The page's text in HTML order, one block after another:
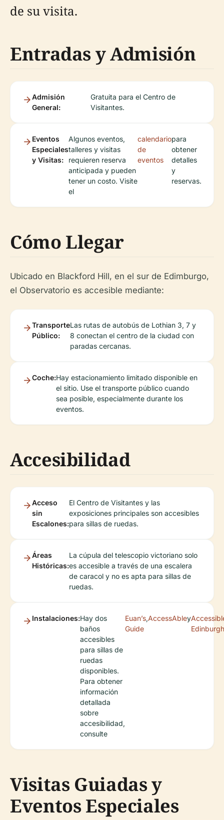
de su visita.
Entradas y Admisión
Admisión
General:
Gratuita para el Centro de
Visitantes.
Eventos
Especiales
y Visitas:
Algunos eventos,
talleres y visitas
requieren reserva
anticipada y pueden
tener un costo. Visite
el
calendario
de
eventos
para
obtener
detalles
y
reservas.
Cómo Llegar
Ubicado en Blackford Hill, en el sur de Edimburgo,
el Observatorio es accesible mediante:
Transporte
Público:
Las rutas de autobús de Lothian 3, 7 y
8 conectan el centro de la ciudad con
paradas cercanas.
Coche:Hay estacionamiento limitado disponible en
el sitio. Use el transporte público cuando
sea posible, especialmente durante los
eventos.
Accesibilidad
Acceso
sin
Escalones:
El Centro de Visitantes y las
exposiciones principales son accesibles
para sillas de ruedas.
Áreas
Históricas:
La cúpula del telescopio victoriano solo
es accesible a través de una escalera
de caracol y no es apta para sillas de
ruedas.
Instalaciones:Hay dos
baños
accesibles
para sillas de
ruedas
disponibles.
Para obtener
información
detallada
sobre
accesibilidad,
consulte
Euan’s
Guide
,AccessAbley
Edinburgh
Visitas Guiadas y
Eventos Especiales